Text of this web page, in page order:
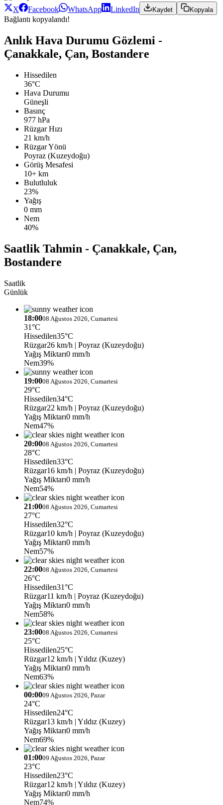
X Facebook WhatsApp LinkedIn Kaydet Kopyala
Bağlantı kopyalandı!
Anlık Hava Durumu Gözlemi -
Çanakkale, Çan, Bostandere
Hissedilen
36°C
Hava Durumu
Güneşli
Basınç
977 hPa
Rüzgar Hızı
21 km/h
Rüzgar Yönü
Poyraz (Kuzeydoğu)
Görüş Mesafesi
10+ km
Bulutluluk
23%
Yağış
0 mm
Nem
40%
Saatlik Tahmin - Çanakkale, Çan,
Bostandere
Saatlik
Günlük
18:0008 Ağustos 2026, Cumartesi
31°C
Hissedilen35°C
Rüzgar26 km/h | Poyraz (Kuzeydoğu)
Yağış Miktarı0 mm/h
Nem39%
19:0008 Ağustos 2026, Cumartesi
29°C
Hissedilen34°C
Rüzgar22 km/h | Poyraz (Kuzeydoğu)
Yağış Miktarı0 mm/h
Nem47%
20:0008 Ağustos 2026, Cumartesi
28°C
Hissedilen33°C
Rüzgar16 km/h | Poyraz (Kuzeydoğu)
Yağış Miktarı0 mm/h
Nem54%
21:0008 Ağustos 2026, Cumartesi
27°C
Hissedilen32°C
Rüzgar10 km/h | Poyraz (Kuzeydoğu)
Yağış Miktarı0 mm/h
Nem57%
22:0008 Ağustos 2026, Cumartesi
26°C
Hissedilen31°C
Rüzgar11 km/h | Poyraz (Kuzeydoğu)
Yağış Miktarı0 mm/h
Nem58%
23:0008 Ağustos 2026, Cumartesi
25°C
Hissedilen25°C
Rüzgar12 km/h | Yıldız (Kuzey)
Yağış Miktarı0 mm/h
Nem63%
00:0009 Ağustos 2026, Pazar
24°C
Hissedilen24°C
Rüzgar13 km/h | Yıldız (Kuzey)
Yağış Miktarı0 mm/h
Nem69%
01:0009 Ağustos 2026, Pazar
23°C
Hissedilen23°C
Rüzgar12 km/h | Yıldız (Kuzey)
Yağış Miktarı0 mm/h
Nem74%